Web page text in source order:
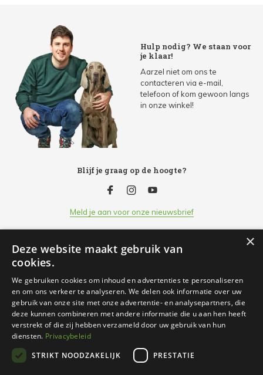
Hulp nodig? We staan voor
je klaar!
Aarzel niet om ons te
contacteren via e-mail,
telefoon of kom gewoon langs
in onze winkel!
Blijf je graag op de hoogte?
Meld je aan voor onze nieuwsbrief
Klantenservice
Openingsuren
Informatie
Contact
×
Deze website maakt gebruik van
cookies.
We gebruiken cookies om inhoud en advertenties te personaliseren
en om ons verkeer te analyseren. We delen ook informatie over uw
gebruik van onze site met onze advertentie- en analysepartners, die
deze kunnen combineren met andere informatie die u aan hen heeft
verstrekt of die zij hebben verzameld door uw gebruik van hun
diensten. Privacybeleid
STRIKT NOODZAKELIJK
PRESTATIE